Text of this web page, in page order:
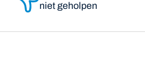
niet geholpen